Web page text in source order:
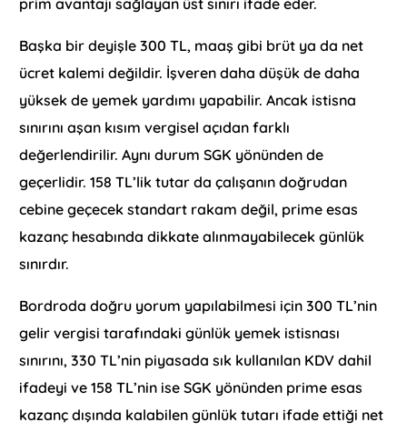
prim avantajı sağlayan üst sınırı ifade eder.
Başka bir deyişle 300 TL, maaş gibi brüt ya da net
ücret kalemi değildir. İşveren daha düşük de daha
yüksek de yemek yardımı yapabilir. Ancak istisna
sınırını aşan kısım vergisel açıdan farklı
değerlendirilir. Aynı durum SGK yönünden de
geçerlidir. 158 TL’lik tutar da çalışanın doğrudan
cebine geçecek standart rakam değil, prime esas
kazanç hesabında dikkate alınmayabilecek günlük
sınırdır.
Bordroda doğru yorum yapılabilmesi için 300 TL’nin
gelir vergisi tarafındaki günlük yemek istisnası
sınırını, 330 TL’nin piyasada sık kullanılan KDV dahil
ifadeyi ve 158 TL’nin ise SGK yönünden prime esas
kazanç dışında kalabilen günlük tutarı ifade ettiği net